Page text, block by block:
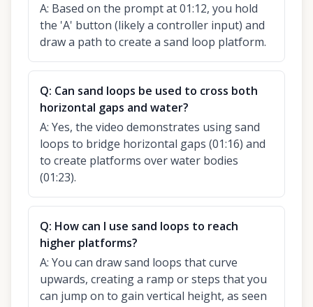
A: Based on the prompt at 01:12, you hold
the 'A' button (likely a controller input) and
draw a path to create a sand loop platform.
Q: Can sand loops be used to cross both
horizontal gaps and water?
A: Yes, the video demonstrates using sand
loops to bridge horizontal gaps (01:16) and
to create platforms over water bodies
(01:23).
Q: How can I use sand loops to reach
higher platforms?
A: You can draw sand loops that curve
upwards, creating a ramp or steps that you
can jump on to gain vertical height, as seen